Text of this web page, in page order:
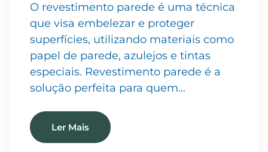
O revestimento parede é uma técnica
que visa embelezar e proteger
superfícies, utilizando materiais como
papel de parede, azulejos e tintas
especiais. Revestimento parede é a
solução perfeita para quem…
Ler Mais